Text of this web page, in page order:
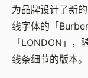
为品牌设计了新
线字体的「
「LONDON」，
线条细节的版本。